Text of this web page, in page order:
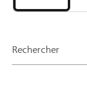
et
la
Rechercher